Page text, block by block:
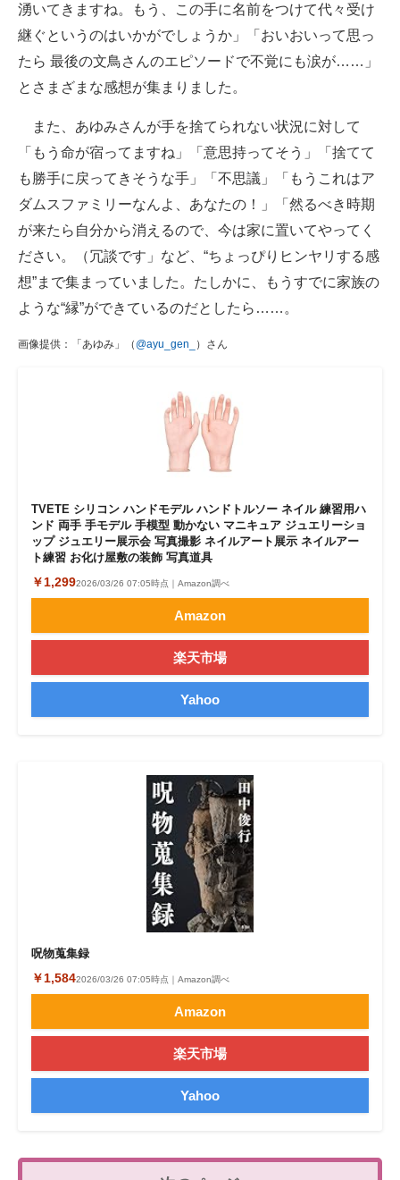
湧いてきますね。もう、この手に名前をつけて代々受け
継ぐというのはいかがでしょうか」「おいおいって思っ
たら 最後の文鳥さんのエピソードで不覚にも涙が……」
とさまざまな感想が集まりました。
また、あゆみさんが手を捨てられない状況に対して
「もう命が宿ってますね」「意思持ってそう」「捨てて
も勝手に戻ってきそうな手」「不思議」「もうこれはア
ダムスファミリーなんよ、あなたの！」「然るべき時期
が来たら自分から消えるので、今は家に置いてやってく
ださい。（冗談です」など、“ちょっぴりヒンヤリする感
想”まで集まっていました。たしかに、もうすでに家族の
ような“縁”ができているのだとしたら……。
画像提供：「あゆみ」（ @ayu_gen_ ）さん
TVETE シリコン ハンドモデル ハンドトルソー ネイル 練習用ハ
ンド 両手 手モデル 手模型 動かない マニキュア ジュエリーショ
ップ ジュエリー展示会 写真撮影 ネイルアート展示 ネイルアー
ト練習 お化け屋敷の装飾 写真道具
￥1,2992026/03/26 07:05時点｜Amazon調べ
Amazon
楽天市場
Yahoo
呪物蒐集録
￥1,5842026/03/26 07:05時点｜Amazon調べ
Amazon
楽天市場
Yahoo